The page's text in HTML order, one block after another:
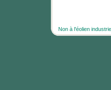
Non à l'éolien